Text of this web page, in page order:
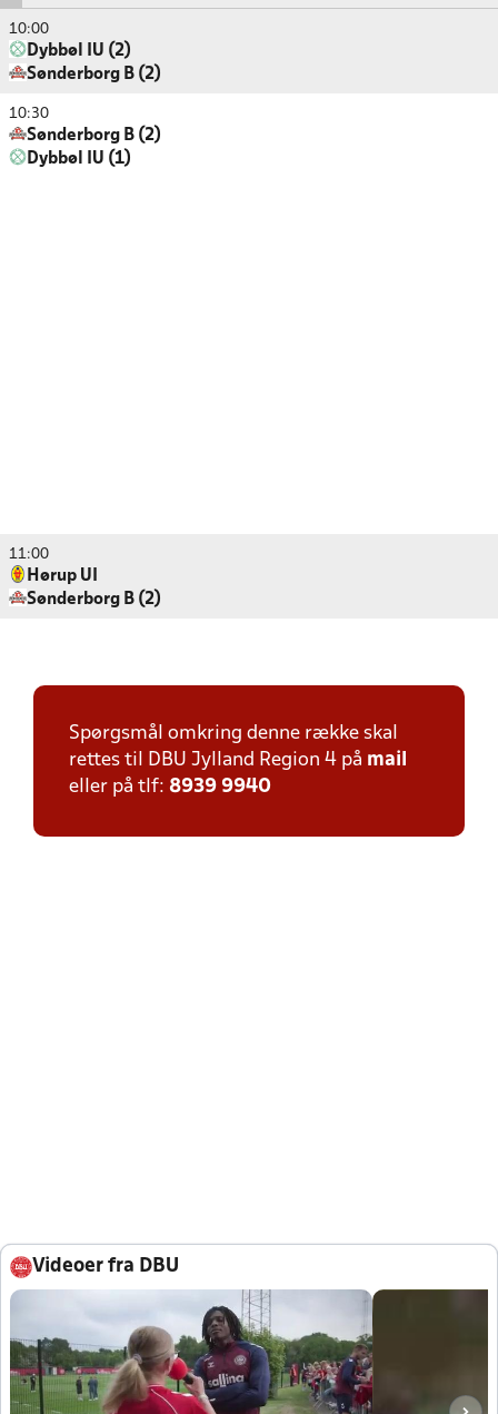
10:00
Dybbøl IU (2)
Sønderborg B (2)
10:30
Sønderborg B (2)
Dybbøl IU (1)
11:00
Hørup UI
Sønderborg B (2)
Spørgsmål omkring denne række skal
rettes til DBU Jylland Region 4 på mail
eller på tlf: 8939 9940
Videoer fra DBU